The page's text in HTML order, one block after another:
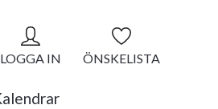
LOGGA IN ÖNSKELISTA